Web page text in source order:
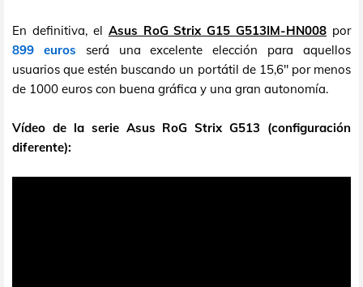
En definitiva, el Asus RoG Strix G15 G513IM-HN008 por
899 euros será una excelente elección para aquellos
usuarios que estén buscando un portátil de 15,6" por menos
de 1000 euros con buena gráfica y una gran autonomía.
Vídeo de la serie Asus RoG Strix G513 (configuración
diferente):